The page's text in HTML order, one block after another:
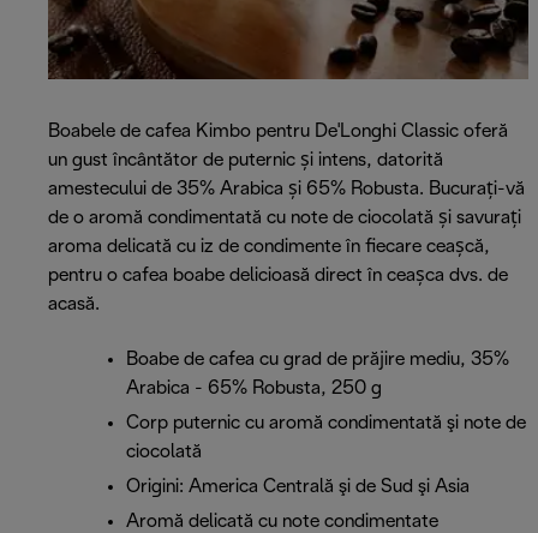
Boabele de cafea Kimbo pentru De'Longhi Classic oferă
un gust încântător de puternic și intens, datorită
amestecului de 35% Arabica și 65% Robusta. Bucurați-vă
de o aromă condimentată cu note de ciocolată și savurați
aroma delicată cu iz de condimente în fiecare ceașcă,
pentru o cafea boabe delicioasă direct în ceașca dvs. de
acasă.
Boabe de cafea cu grad de prăjire mediu, 35%
Arabica - 65% Robusta, 250 g
Corp puternic cu aromă condimentată şi note de
ciocolată
Origini: America Centrală şi de Sud şi Asia
Aromă delicată cu note condimentate